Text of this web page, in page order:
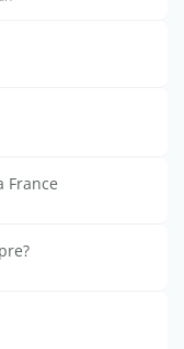
France